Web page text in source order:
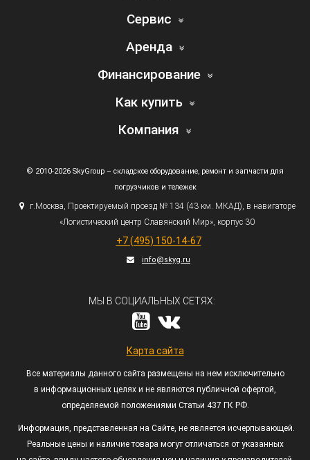
Сервис
Аренда
Финансирование
Как купить
Компания
© 2010-2026 SkyGroup – складское оборудование, ремонт и запчасти для
погрузчиков и тележек
г.Москва, Проектируемый проезд № 134 (43км. МКАД), в навигаторе
«Логистический центр Славянский Мир», корпус 30
+7 (495) 150-14-67
info@skyg.ru
МЫ В СОЦИАЛЬНЫХ СЕТЯХ:
Карта сайта
Все материалы данного сайта размещены на нем исключительно
в информационных целях и не являются публичной офертой,
определяемой положениями Статьи 437 ГК РФ.
Информация, представленная на Сайте, не является исчерпывающей.
Реальные цены и наличие товара могут отличаться от указанных